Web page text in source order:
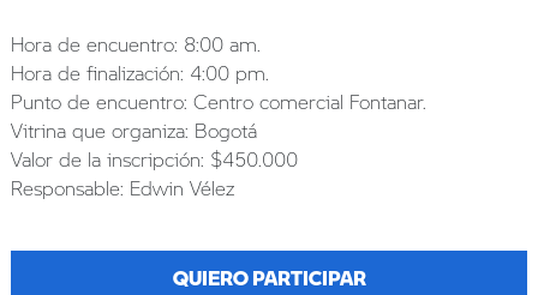
Hora de encuentro: 8:00 am.
Hora de finalización: 4:00 pm.
Punto de encuentro: Centro comercial Fontanar.
Vitrina que organiza: Bogotá
Valor de la inscripción: $450.000
Responsable: Edwin Vélez
QUIERO PARTICIPAR